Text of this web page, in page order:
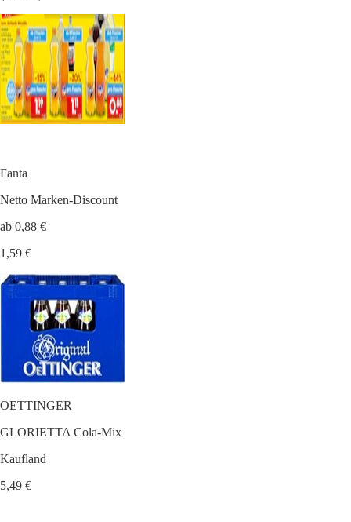
Fanta
Netto Marken-Discount
ab 0,88 €
1,59 €
OETTINGER
GLORIETTA Cola-Mix
Kaufland
5,49 €